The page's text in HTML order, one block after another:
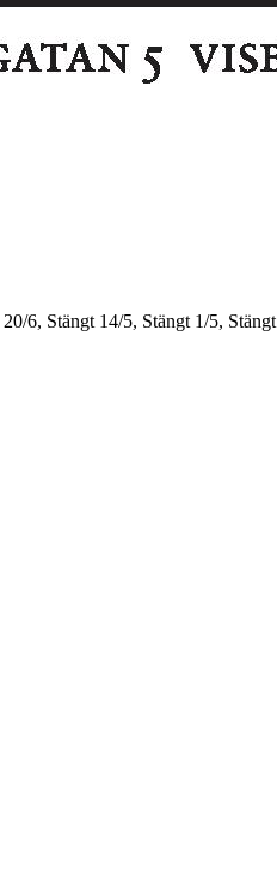
20/6, Stängt 14/5, Stängt 1/5, Stängt